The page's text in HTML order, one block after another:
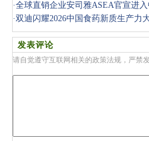
·全球直销企业安司雅ASEA官宣进
·双迪闪耀2026中国食药新质生产力
发表评论
请自觉遵守互联网相关的政策法规，严禁